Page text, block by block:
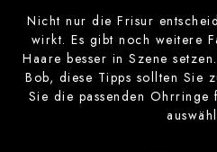
Nicht nur die Frisur
wirkt. Es gibt noch weitere
Haare besser in Szene
Bob, diese Tipps sollten Sie
Sie die passenden Ohrringe